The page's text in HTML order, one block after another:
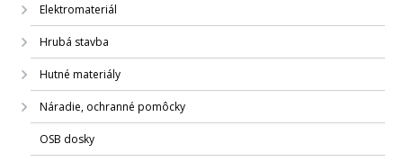
Elektromateriál
Hrubá stavba
Hutné materiály
Náradie, ochranné pomôcky
OSB dosky